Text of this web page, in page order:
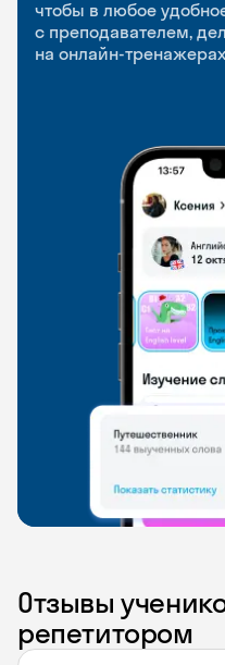
чтобы в любое
с преподавателем,
на онлайн-
чтобы заниматься и
и когда удобно
Групповые занятия
и индивидуальные
Отзывы
репетитором